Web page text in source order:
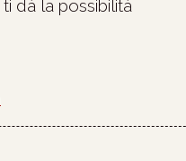
dà la possibilità